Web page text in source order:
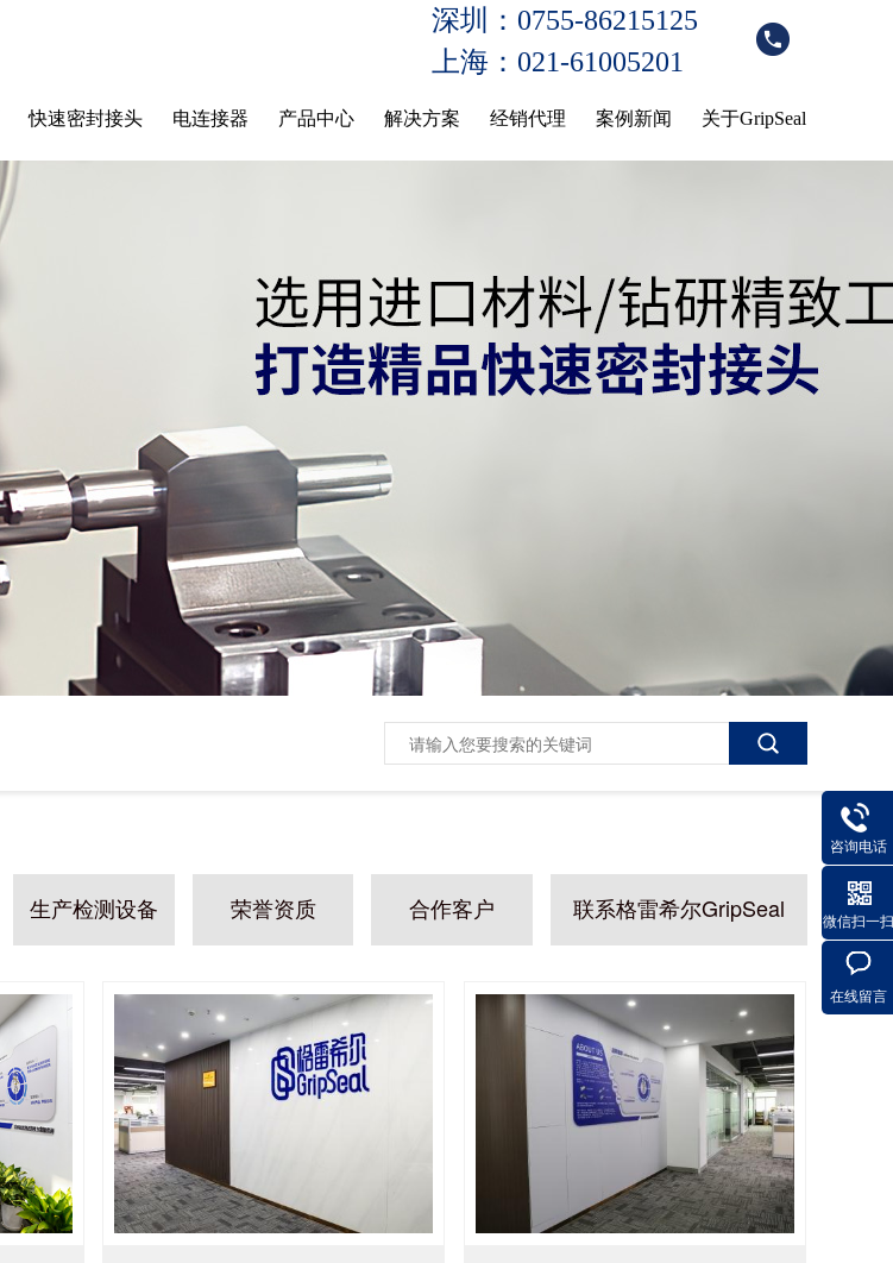
深圳：0755-86215125
上海：021-61005201
快速密封接头 电连接器 产品中心 解决方案 经销代理 案例新闻 关于GripSeal
生产检测设备 荣誉资质 合作客户 联系格雷希尔GripSeal
咨询电话
微信扫一扫
在线留言